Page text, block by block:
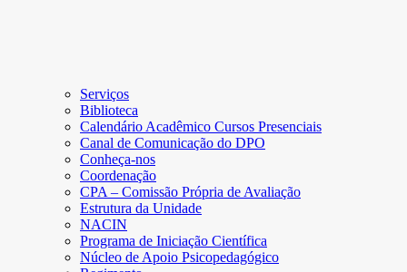
Serviços
Biblioteca
Calendário Acadêmico Cursos Presenciais
Canal de Comunicação do DPO
Conheça-nos
Coordenação
CPA – Comissão Própria de Avaliação
Estrutura da Unidade
NACIN
Programa de Iniciação Científica
Núcleo de Apoio Psicopedagógico